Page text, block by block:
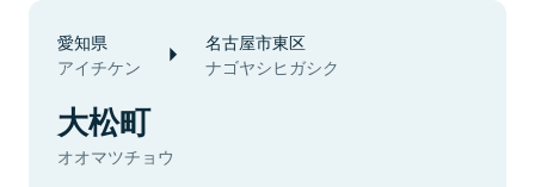
愛知県
アイチケン
名古屋市東区
ナゴヤシヒガシク
大松町
オオマツチョウ